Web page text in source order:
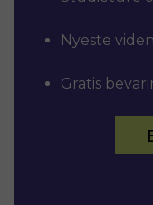
Nyeste
Gratis